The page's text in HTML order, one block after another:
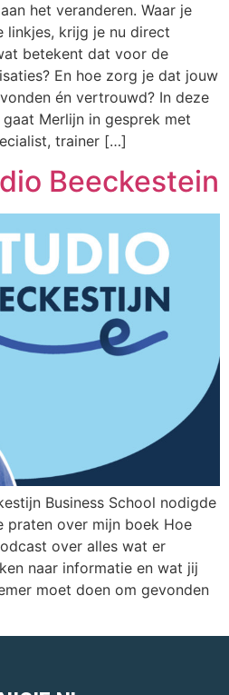
het veranderen. Waar je
krijg je nu direct
betekent dat voor de
En hoe zorg je dat jouw
én vertrouwd? In deze
Merlijn in gesprek met
trainer […]
Beeckestein
Business School nodigde
praten over mijn boek Hoe
over alles wat er
naar informatie en wat jij
moet doen om gevonden